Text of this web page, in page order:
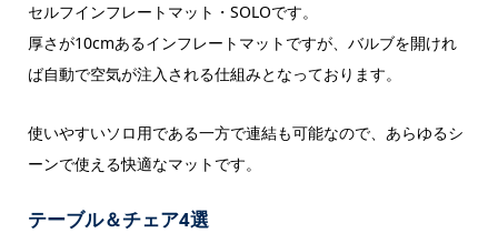
セルフインフレートマット・SOLOです。
厚さが10cmあるインフレートマットですが、バルブを開けれ
ば自動で空気が注入される仕組みとなっております。
使いやすいソロ用である一方で連結も可能なので、あらゆるシ
ーンで使える快適なマットです。
テーブル＆チェア4選